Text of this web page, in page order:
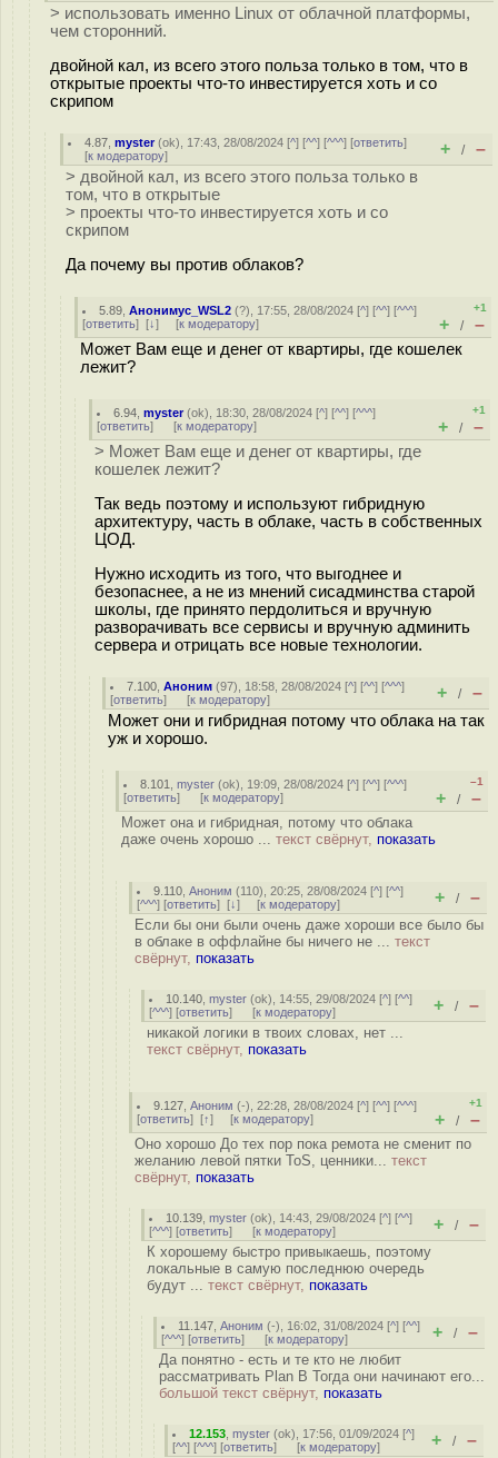
> использовать именно Linux от облачной платформы,
чем сторонний.
двойной кал, из всего этого польза только в том, что в
открытые проекты что-то инвестируется хоть и со
скрипом
4.87 ,myster(ok), 17:43, 28/08/2024 [^] [^^] [^^^] [ответить]
[к модератору] + / –
> двойной кал, из всего этого польза только в
том, что в открытые
> проекты что-то инвестируется хоть и со
скрипом
Да почему вы против облаков?
5.89 ,Анонимус_WSL2 (?), 17:55, 28/08/2024 [^] [^^] [^^^]
[ответить] [↓] [к модератору]
+1
+ / –
Может Вам еще и денег от квартиры, где кошелек
лежит?
6.94 ,myster(ok), 18:30, 28/08/2024 [^] [^^] [^^^]
[ответить] [к модератору]
+1
+ / –
> Может Вам еще и денег от квартиры, где
кошелек лежит?
Так ведь поэтому и используют гибридную
архитектуру, часть в облаке, часть в собственных
ЦОД.
Нужно исходить из того, что выгоднее и
безопаснее, а не из мнений сисадминства старой
школы, где принято пердолиться и вручную
разворачивать все сервисы и вручную админить
сервера и отрицать все новые технологии.
7.100 ,Аноним (97), 18:58, 28/08/2024 [^] [^^] [^^^]
[ответить] [к модератору] + / –
Может они и гибридная потому что облака на так
уж и хорошо.
8.101 ,myster (ok), 19:09, 28/08/2024 [^] [^^] [^^^]
[ответить] [к модератору]
–1
+ / –
Может она и гибридная, потому что облака
даже очень хорошо ... текст свёрнут, показать
9.110 ,Аноним (110), 20:25, 28/08/2024 [^] [^^]
[^^^] [ответить] [↓] [к модератору] + / –
Если бы они были очень даже хороши все было бы
в облаке в оффлайне бы ничего не ... текст
свёрнут, показать
10.140 ,myster (ok), 14:55, 29/08/2024 [^] [^^]
[^^^] [ответить] [к модератору] + / –
никакой логики в твоих словах, нет ...
текст свёрнут, показать
9.127 ,Аноним (-), 22:28, 28/08/2024 [^] [^^] [^^^]
[ответить] [↑] [к модератору]
+1
+ / –
Оно хорошо До тех пор пока ремота не сменит по
желанию левой пятки ToS, ценники... текст
свёрнут, показать
10.139 ,myster (ok), 14:43, 29/08/2024 [^] [^^]
[^^^] [ответить] [к модератору] + / –
К хорошему быстро привыкаешь, поэтому
локальные в самую последнюю очередь
будут ... текст свёрнут, показать
11.147 ,Аноним (-), 16:02, 31/08/2024 [^] [^^]
[^^^] [ответить] [к модератору] + / –
Да понятно - есть и те кто не любит
рассматривать Plan B Тогда они начинают его...
большой текст свёрнут, показать
12.153 ,myster (ok), 17:56, 01/09/2024 [^]
[^^] [^^^] [ответить] [к модератору] + / –